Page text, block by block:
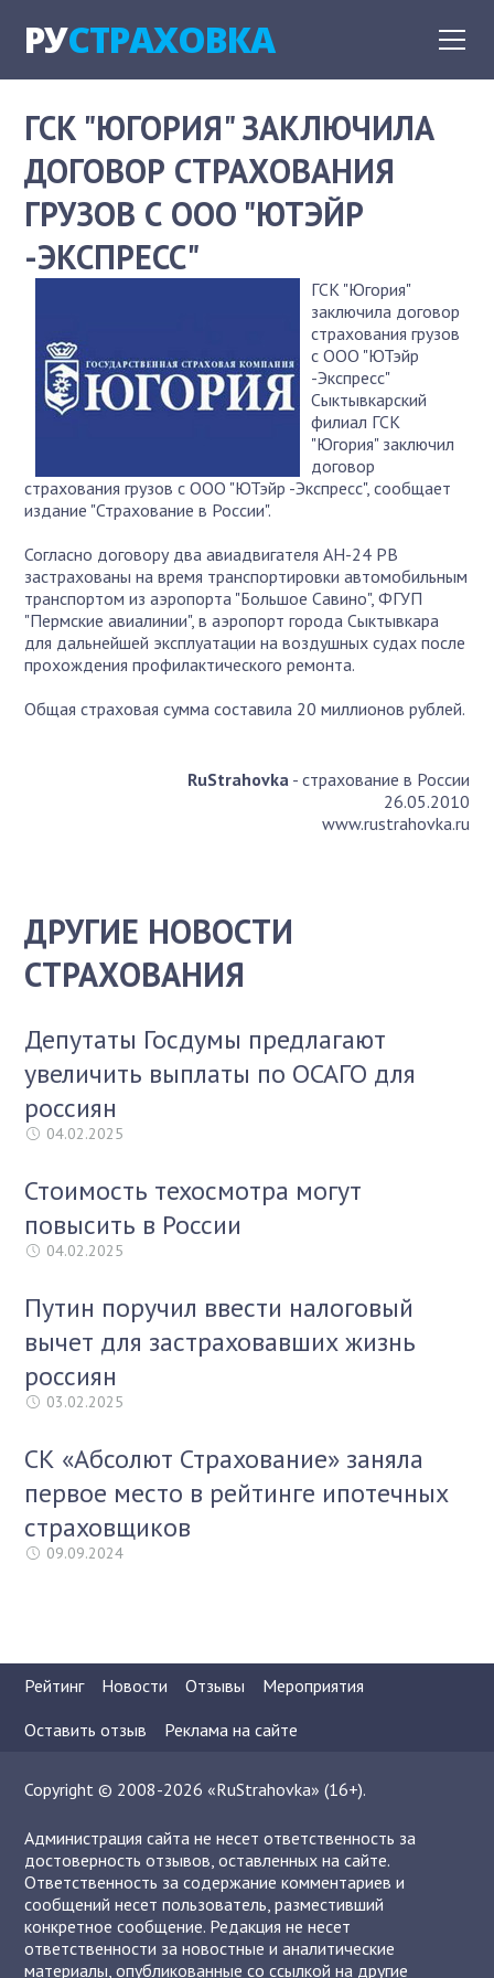
РУСТРАХОВКА
ГСК "ЮГОРИЯ" ЗАКЛЮЧИЛА
ДОГОВОР СТРАХОВАНИЯ
ГРУЗОВ С ООО "ЮТЭЙР
-ЭКСПРЕСС"
ГСК "Югория"
заключила договор
страхования грузов
с ООО "ЮТэйр
-Экспресс"
Сыктывкарский
филиал ГСК
"Югория" заключил
договор
страхования грузов с ООО "ЮТэйр -Экспресс", сообщает
издание "Страхование в России".
Согласно договору два авиадвигателя АН-24 РВ
застрахованы на время транспортировки автомобильным
транспортом из аэропорта "Большое Савино", ФГУП
"Пермские авиалинии", в аэропорт города Сыктывкара
для дальнейшей эксплуатации на воздушных судах после
прохождения профилактического ремонта.
Общая страховая сумма составила 20 миллионов рублей.
RuStrahovka- страхование в России
26.05.2010
www.rustrahovka.ru
ДРУГИЕ НОВОСТИ
СТРАХОВАНИЯ
Депутаты Госдумы предлагают
увеличить выплаты по ОСАГО для
россиян
04.02.2025
Стоимость техосмотра могут
повысить в России
04.02.2025
Путин поручил ввести налоговый
вычет для застраховавших жизнь
россиян
03.02.2025
СК «Абсолют Страхование» заняла
первое место в рейтинге ипотечных
страховщиков
09.09.2024
Рейтинг Новости Отзывы
Мероприятия
Оставить отзыв
Реклама на сайте
Copyright © 2008-2026 «RuStrahovka» (16+).
Администрация сайта не несет ответственность за
достоверность отзывов, оставленных на сайте.
Ответственность за содержание комментариев и
сообщений несет пользователь, разместивший
конкретное сообщение. Редакция не несет
ответственности за новостные и аналитические
материалы, опубликованные со ссылкой на другие